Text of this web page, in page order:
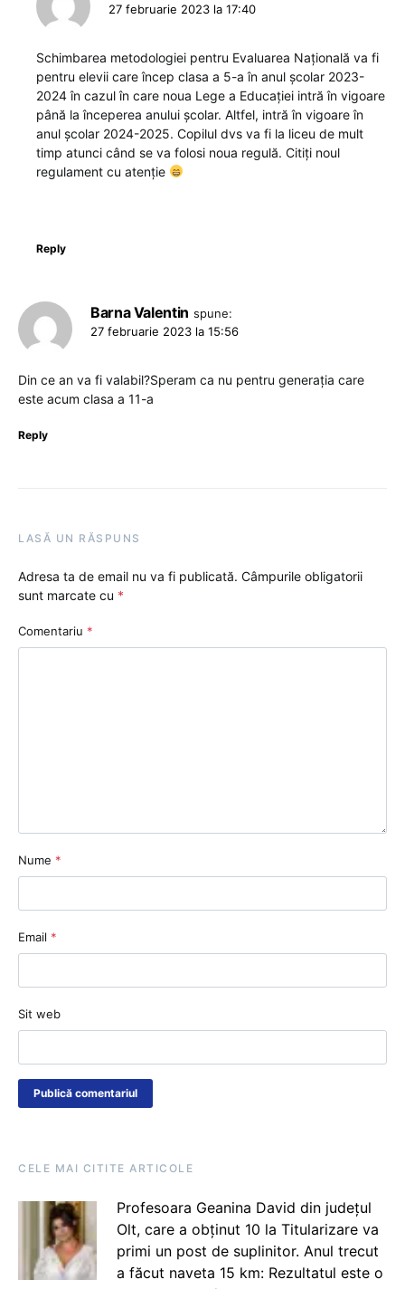
27 februarie 2023 la 17:40
Schimbarea metodologiei pentru Evaluarea Națională va fi
pentru elevii care încep clasa a 5-a în anul școlar 2023-
2024 în cazul în care noua Lege a Educației intră în vigoare
până la începerea anului școlar. Altfel, intră în vigoare în
anul școlar 2024-2025. Copilul dvs va fi la liceu de mult
timp atunci când se va folosi noua regulă. Citiți noul
regulament cu atenție
Reply
Barna Valentin spune:
27 februarie 2023 la 15:56
Din ce an va fi valabil?Speram ca nu pentru generația care
este acum clasa a 11-a
Reply
LASĂ UN RĂSPUNS
Adresa ta de email nu va fi publicată. Câmpurile obligatorii
sunt marcate cu *
Comentariu *
Nume *
Email *
Sit web
CELE MAI CITITE ARTICOLE
Profesoara Geanina David din județul
Olt, care a obținut 10 la Titularizare va
primi un post de suplinitor. Anul trecut
a făcut naveta 15 km: Rezultatul este o